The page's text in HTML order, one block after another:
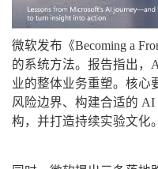
微软发布《Becoming a
的系统方法。报告指出，
业的整体业务重塑。核心
风险边界、构建合适的
构，并打造持续实验文化。